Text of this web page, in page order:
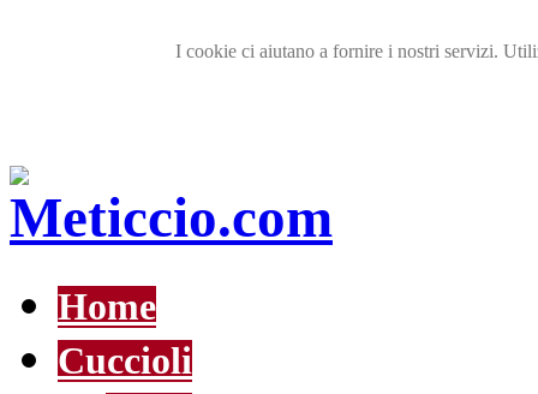
I cookie ci aiutano a fornire i nostri servizi.
Home
Cuccioli